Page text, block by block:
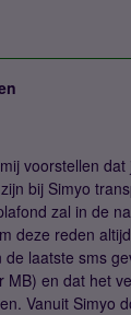
voorstellen
bij Simyo
zal in de
deze reden
laatste sms
en dat het
Vanuit Simyo